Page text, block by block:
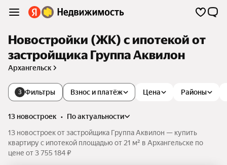
Новостройки (ЖК) с ипотекой от
застройщика Группа Аквилон
Архангельск
3 Фильтры Цена
Взнос и платёж Районы
13 новостроек •
по актуальности
13 новостроек от застройщика Группа Аквилон — купить
квартиру с ипотекой площадью от 21 м² в Архангельске по
цене от 3 755 184 ₽